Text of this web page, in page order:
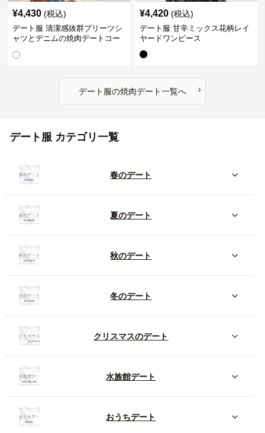
¥4,430 (税込)
デート服 清潔感抜群プリーツシ
ャツとデニムの焼肉デートコー
¥4,420 (税込)
デート服 甘辛ミックス花柄レイ
ヤードワンピース
デート服の焼肉デート一覧へ ›
デート服 カテゴリ一覧
春のデート
夏のデート
秋のデート
冬のデート
クリスマスのデート
水族館デート
おうちデート